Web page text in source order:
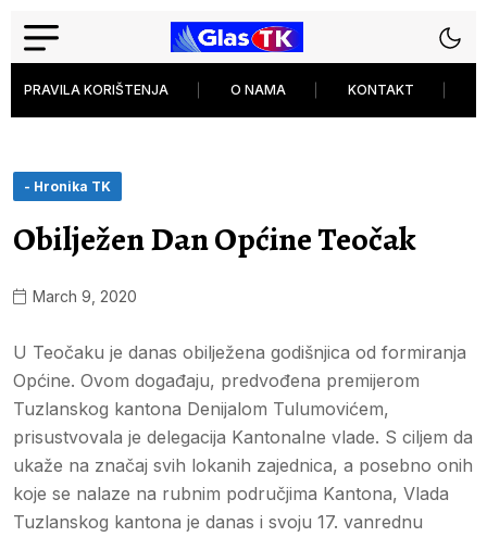
PRAVILA KORIŠTENJA O NAMA KONTAKT
- Hronika TK
Obilježen Dan Općine Teočak
March 9, 2020
U Teočaku je danas obilježena godišnjica od formiranja
Općine. Ovom događaju, predvođena premijerom
Tuzlanskog kantona Denijalom Tulumovićem,
prisustvovala je delegacija Kantonalne vlade. S ciljem da
ukaže na značaj svih lokanih zajednica, a posebno onih
koje se nalaze na rubnim područjima Kantona, Vlada
Tuzlanskog kantona je danas i svoju 17. vanrednu